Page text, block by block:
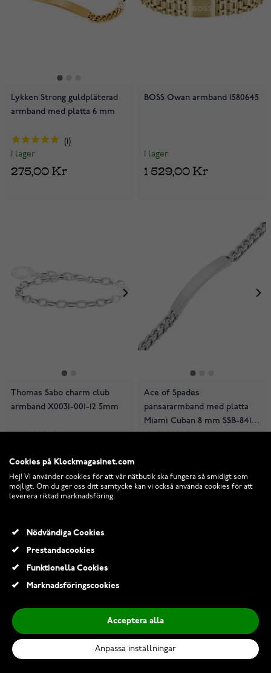
Lykken Strong guldpläterad
armband med platta 6 mm
I lager
275,00 Kr
BOSS Owan armband 1580645
I lager
1 529,00 Kr
Thomas Sabo charm club
armband X0031-001-12 5mm
799,00 Kr
Ace of Spades
pansararmband med platta
Miami Cuban 8 mm SSB-8411-
8P
Cookies på Klockmagasinet.com
Hej! Vi använder cookies för att vår nätbutik ska fungera så smidigt som
möjligt. Om du ger oss ditt samtycke kan vi också använda cookies för att
leverera riktad marknadsföring.
Nödvändiga Cookies
Prestandacookies
Funktionella Cookies
Marknadsföringscookies
Acceptera alla
Anpassa inställningar